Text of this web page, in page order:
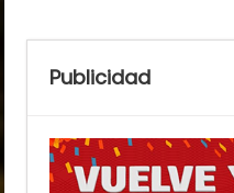
Publicidad